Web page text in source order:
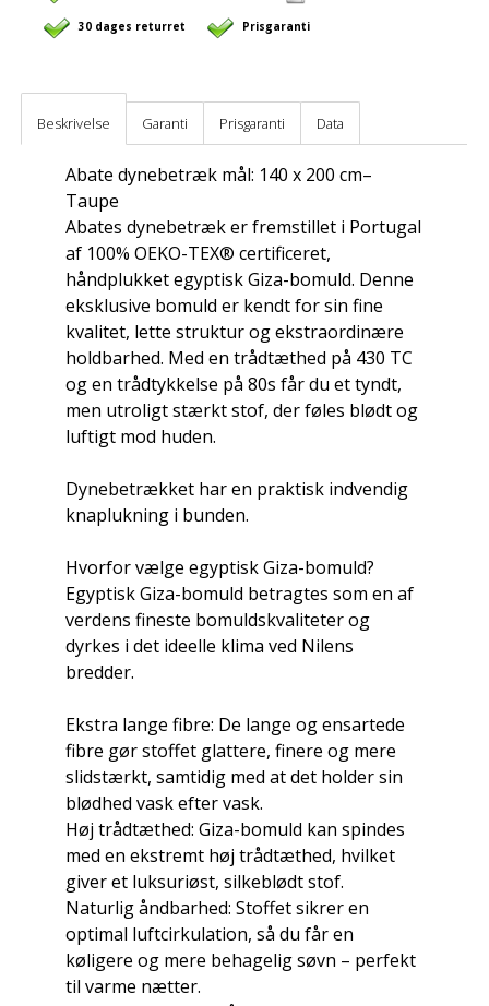
30 dages returret Prisgaranti
Beskrivelse Garanti Prisgaranti Data
Abate dynebetræk mål: 140 x 200 cm–
Taupe
Abates dynebetræk er fremstillet i Portugal
af 100% OEKO-TEX® certificeret,
håndplukket egyptisk Giza-bomuld. Denne
eksklusive bomuld er kendt for sin fine
kvalitet, lette struktur og ekstraordinære
holdbarhed. Med en trådtæthed på 430 TC
og en trådtykkelse på 80s får du et tyndt,
men utroligt stærkt stof, der føles blødt og
luftigt mod huden.
Dynebetrækket har en praktisk indvendig
knaplukning i bunden.
Hvorfor vælge egyptisk Giza-bomuld?
Egyptisk Giza-bomuld betragtes som en af
verdens fineste bomuldskvaliteter og
dyrkes i det ideelle klima ved Nilens
bredder.
Ekstra lange fibre: De lange og ensartede
fibre gør stoffet glattere, finere og mere
slidstærkt, samtidig med at det holder sin
blødhed vask efter vask.
Høj trådtæthed: Giza-bomuld kan spindes
med en ekstremt høj trådtæthed, hvilket
giver et luksuriøst, silkeblødt stof.
Naturlig åndbarhed: Stoffet sikrer en
optimal luftcirkulation, så du får en
køligere og mere behagelig søvn – perfekt
til varme nætter.